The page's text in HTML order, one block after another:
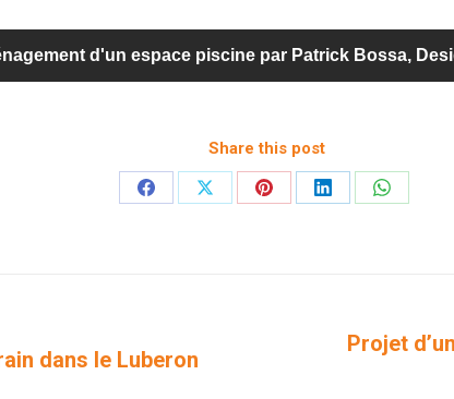
d'un espace piscine par Patrick Bossa,
Share this post
PartagerPartagerPartagerPartagerPartager
dans le Luberon
Projet